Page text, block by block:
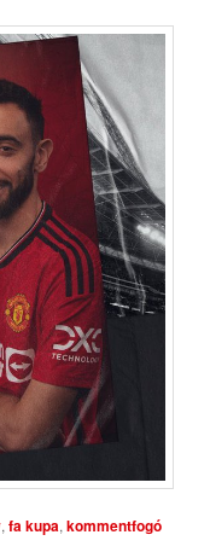
,fa kupa,kommentfogó